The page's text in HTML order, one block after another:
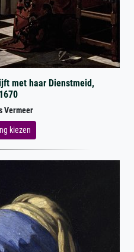
met haar Dienstmeid,
Vermeer
kiezen